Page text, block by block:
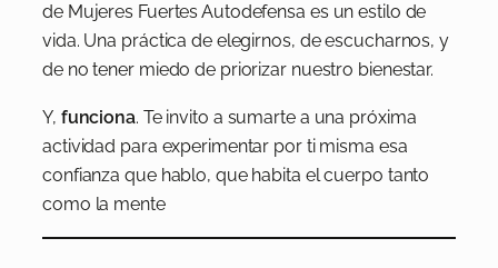
de Mujeres Fuertes Autodefensa es un estilo de
vida. Una práctica de elegirnos, de escucharnos, y
de no tener miedo de priorizar nuestro bienestar.
Y, funciona. Te invito a sumarte a una próxima
actividad para experimentar por ti misma esa
confianza que hablo, que habita el cuerpo tanto
como la mente